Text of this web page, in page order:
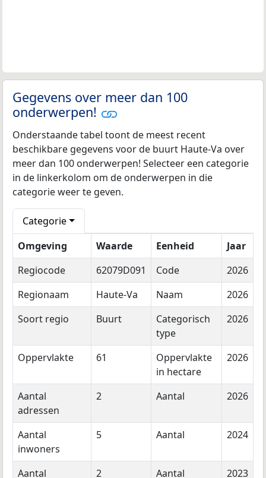
Gegevens over meer dan 100
onderwerpen!
Onderstaande tabel toont de meest recent
beschikbare gegevens voor de buurt Haute-Va over
meer dan 100 onderwerpen! Selecteer een categorie
in de linkerkolom om de onderwerpen in die
categorie weer te geven.
Categorie
Omgeving
Waarde Eenheid
Jaar
Regiocode
62079D091 Code
2026
Regionaam
Haute-Va Naam
2026
Soort regio
Buurt
Categorisch
type
2026
Oppervlakte 61
Oppervlakte
in hectare
2026
Aantal
adressen
2 Aantal 2026
Aantal
inwoners
5 Aantal 2024
Aantal 2 Aantal 2023